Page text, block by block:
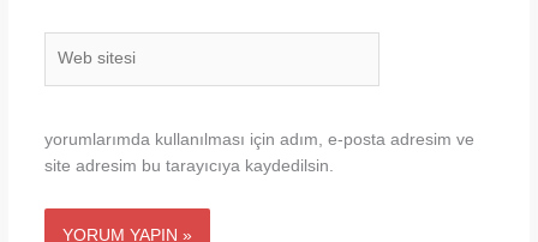
yorumlarımda kullanılması için adım, e-posta adresim ve
site adresim bu tarayıcıya kaydedilsin.